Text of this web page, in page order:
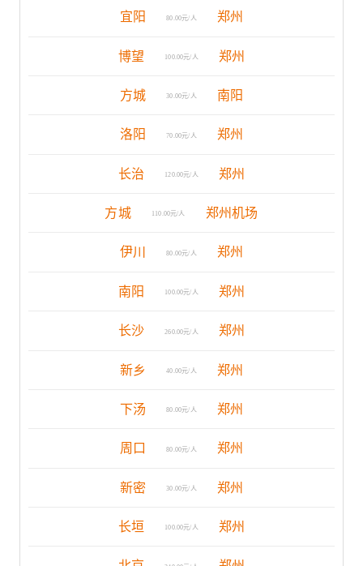
宜阳 80.00元/人 郑州
博望 100.00元/人 郑州
方城 30.00元/人 南阳
洛阳 70.00元/人 郑州
长治 120.00元/人 郑州
方城 110.00元/人 郑州机场
伊川 80.00元/人 郑州
南阳 100.00元/人 郑州
长沙 260.00元/人 郑州
新乡 40.00元/人 郑州
下汤 80.00元/人 郑州
周口 80.00元/人 郑州
新密 30.00元/人 郑州
长垣 100.00元/人 郑州